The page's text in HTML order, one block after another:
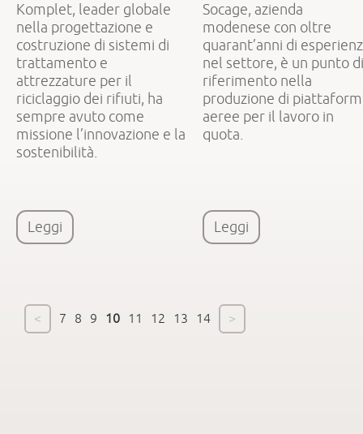
Komplet, leader globale
nella progettazione e
costruzione di sistemi di
trattamento e
attrezzature per il
riciclaggio dei rifiuti, ha
sempre avuto come
missione l’innovazione e la
sostenibilità.
Leggi
Socage, azienda
modenese con oltre
quarant’anni di
nel settore, è un punto di
riferimento nella
produzione di
aeree per il lavoro in
quota.
Leggi
< 7 8 9 10 11 12 13 14 >